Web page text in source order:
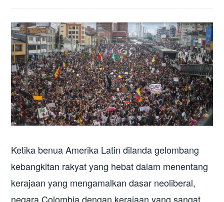
Ketika benua Amerika Latin dilanda gelombang
kebangkitan rakyat yang hebat dalam menentang
kerajaan yang mengamalkan dasar neoliberal,
negara Colombia dengan kerajaan yang sangat